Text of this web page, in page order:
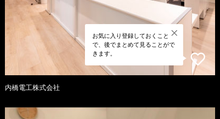
お気に入り登録しておくこと
で、後でまとめて見ることがで
きます。
内橋電工株式会社